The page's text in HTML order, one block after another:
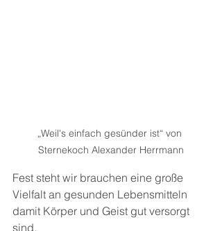
„Weil's einfach gesünder ist“ von
Sternekoch Alexander Herrmann
Fest steht wir brauchen eine große
Vielfalt an gesunden Lebensmitteln
damit Körper und Geist gut versorgt
sind.